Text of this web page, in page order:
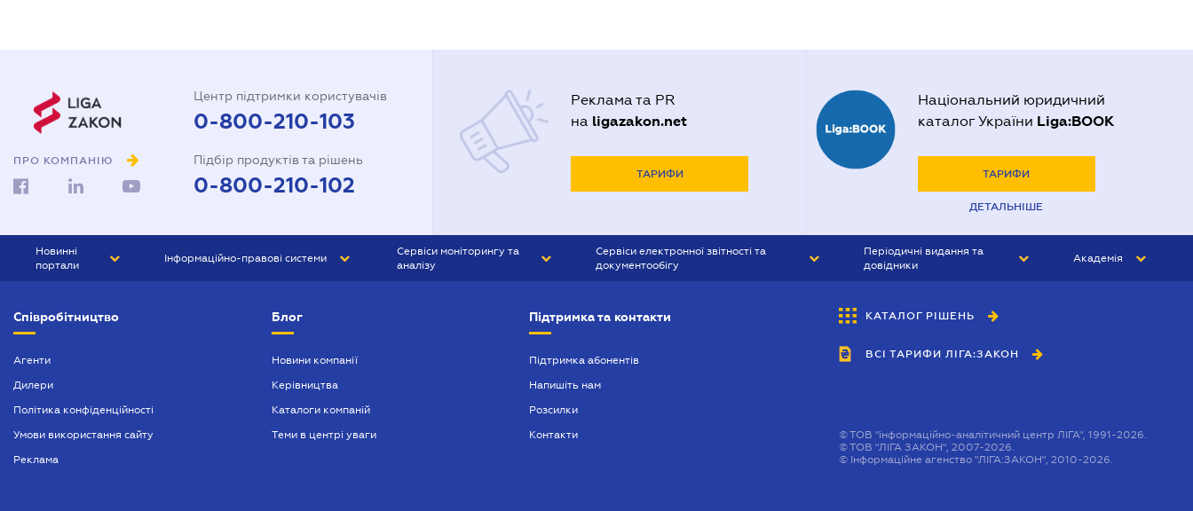
ПРО КОМПАНІЮ
Центр підтримки користувачів
0-800-210-103
Підбір продуктів та рішень
0-800-210-102
Реклама та PR
на ligazakon.net
ТАРИФИ
Національний юридичний
каталог України Liga:BOOK
ТАРИФИ
ДЕТАЛЬНІШЕ
Новинні
портали
БІЗНЕС
Інформаційно-правові системи
БУХГАЛТЕР ПРОФ
Сервіси моніторингу та
аналізу
Сервіси електронної звітності та
документообігу
Періодичні видання та
довідники
БУХГАЛТЕР&ЗАКОН
ВІСНИК МСФЗ
Академія
Співробітництво
Агенти
Дилери
Політика конфіденційності
Умови використання сайту
Реклама
Блог
Новини компанії
Керівництва
Каталоги компаній
Теми в центрі уваги
Підтримка та контакти
Підтримка абонентів
Напишіть нам
Розсилки
Контакти
КАТАЛОГ РІШЕНЬ
ВСІ ТАРИФИ ЛІГА:ЗАКОН
©ТОВ "інформаційно-аналітичний центр ЛІГА", 1991-2026.
©ТОВ "ЛІГА ЗАКОН", 2007-2026.
© Інформаційне агенство "ЛІГА:ЗАКОН", 2010-2026.